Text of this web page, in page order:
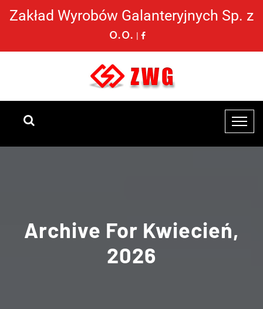
Zakład Wyrobów Galanteryjnych Sp. z
o.o. |
Archive For Kwiecień,
2026